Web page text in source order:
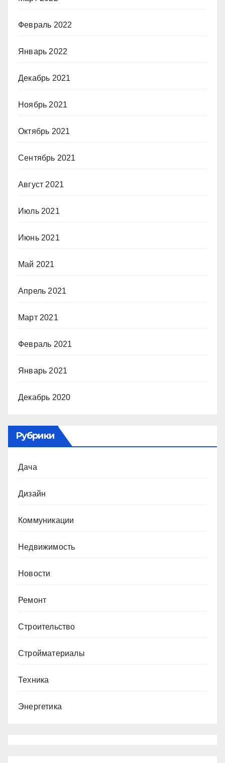
Февраль 2022
Январь 2022
Декабрь 2021
Ноябрь 2021
Октябрь 2021
Сентябрь 2021
Август 2021
Июль 2021
Июнь 2021
Май 2021
Апрель 2021
Март 2021
Февраль 2021
Январь 2021
Декабрь 2020
Рубрики
Дача
Дизайн
Коммуникации
Недвижимость
Новости
Ремонт
Строительство
Стройматериалы
Техника
Энергетика